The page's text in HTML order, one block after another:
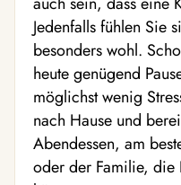
Jedenfalls fühlen Sie
besonders wohl.
heute genügend
möglichst wenig
nach Hause und
Abendessen, am
oder der Familie, die